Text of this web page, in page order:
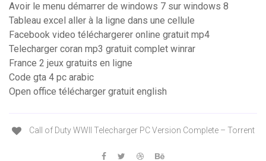
Avoir le menu démarrer de windows 7 sur windows 8
Tableau excel aller à la ligne dans une cellule
Facebook video téléchargerer online gratuit mp4
Telecharger coran mp3 gratuit complet winrar
France 2 jeux gratuits en ligne
Code gta 4 pc arabic
Open office télécharger gratuit english
Call of Duty WWII Telecharger PC Version Complete – Torrent